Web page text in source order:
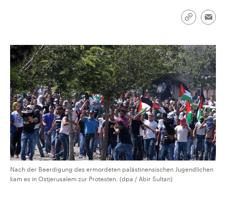
Link
Nach der Beerdigung des ermordeten palästinensischen Jugendlichen
kam es in Ostjerusalem zur Protesten. (dpa / Abir Sultan)